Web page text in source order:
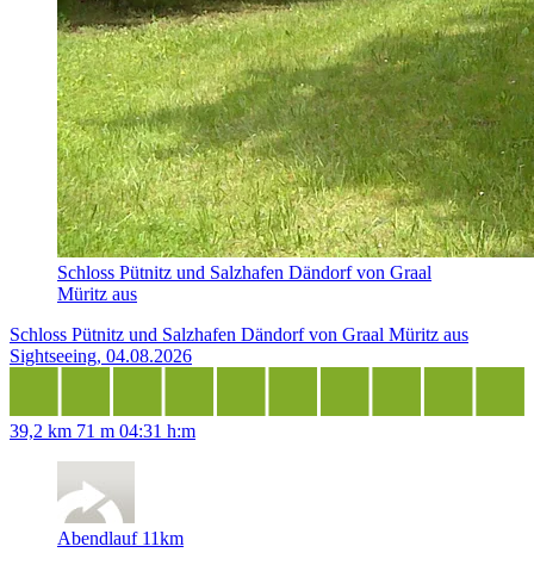
Schloss Pütnitz und Salzhafen Dändorf von Graal
Müritz aus
Schloss Pütnitz und Salzhafen Dändorf von Graal Müritz aus
Sightseeing, 04.08.2026
39,2 km 71 m 04:31 h:m
Abendlauf 11km